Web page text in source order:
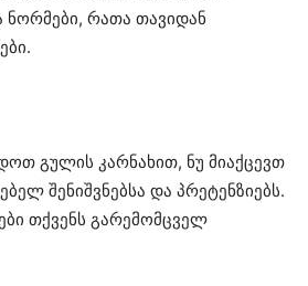
ნორმები, რათა თავიდან
გულის კარნახით, ნუ მიაქცევთ
შენიშვნებსა და პრეტენზიებს.
თქვენს გარემომცველ